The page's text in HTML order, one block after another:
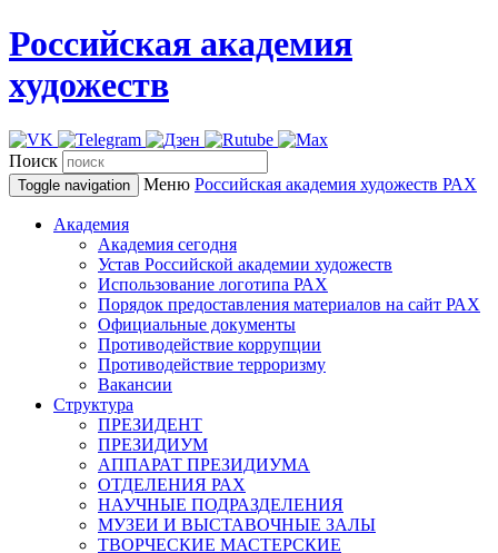
Российская академия
художеств
Поиск
Toggle navigation Меню Российская академия художеств РАХ
Академия
Академия сегодня
Устав Российской академии художеств
Использование логотипа РАХ
Порядок предоставления материалов на сайт РАХ
Официальные документы
Противодействие коррупции
Противодействие терроризму
Вакансии
Структура
ПРЕЗИДЕНТ
ПРЕЗИДИУМ
АППАРАТ ПРЕЗИДИУМА
ОТДЕЛЕНИЯ РАХ
НАУЧНЫЕ ПОДРАЗДЕЛЕНИЯ
МУЗЕИ И ВЫСТАВОЧНЫЕ ЗАЛЫ
ТВОРЧЕСКИЕ МАСТЕРСКИЕ